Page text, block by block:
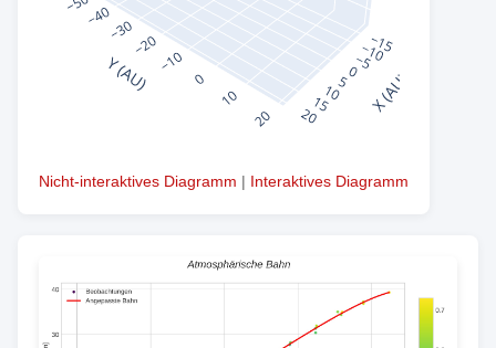
Nicht-interaktives Diagramm | Interaktives Diagramm